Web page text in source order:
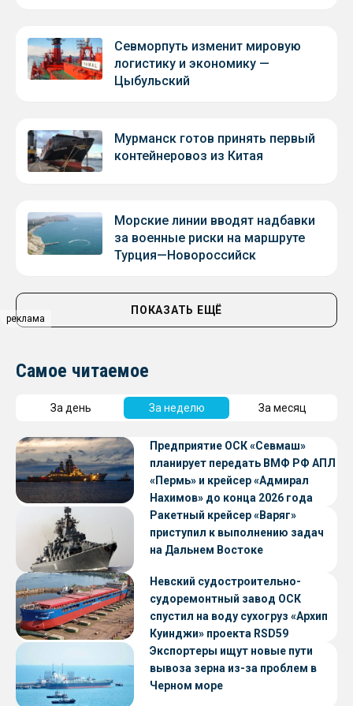
реклама
Севморпуть изменит мировую
логистику и экономику —
Цыбульский
Мурманск готов принять первый
контейнеровоз из Китая
Морские линии вводят надбавки
за военные риски на маршруте
Турция—Новороссийск
ПОКАЗАТЬ ЕЩЁ
Самое читаемое
За день За неделю За месяц
Предприятие ОСК «Севмаш»
планирует передать ВМФ РФ АПЛ
«Пермь» и крейсер «Адмирал
Нахимов» до конца 2026 года
Ракетный крейсер «Варяг»
приступил к выполнению задач
на Дальнем Востоке
Невский судостроительно-
судоремонтный завод ОСК
спустил на воду сухогруз «Архип
Куинджи» проекта RSD59
Экспортеры ищут новые пути
вывоза зерна из-за проблем в
Черном море